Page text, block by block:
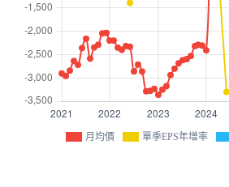
月均價 單季EPS年增率